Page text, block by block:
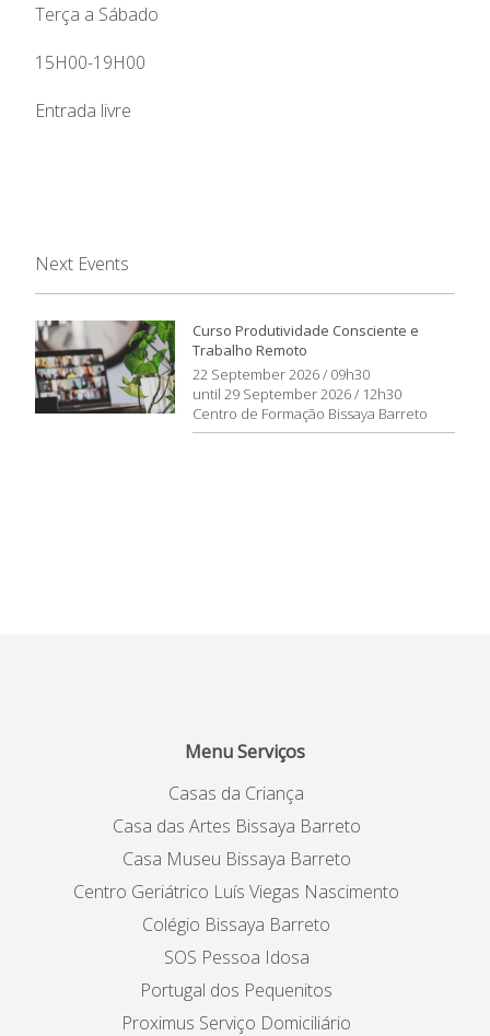
Terça a Sábado
15H00-19H00
Entrada livre
Next Events
Curso Produtividade Consciente e
Trabalho Remoto
22 September 2026 / 09h30
until 29 September 2026 / 12h30
Centro de Formação Bissaya Barreto
Menu Serviços
Casas da Criança
Casa das Artes Bissaya Barreto
Casa Museu Bissaya Barreto
Centro Geriátrico Luís Viegas Nascimento
Colégio Bissaya Barreto
SOS Pessoa Idosa
Portugal dos Pequenitos
Proximus Serviço Domiciliário